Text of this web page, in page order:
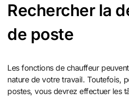
Rechercher la
de poste
Les fonctions de chauffeur
nature de votre travail. Toutefois,
postes, vous devrez effectuer les